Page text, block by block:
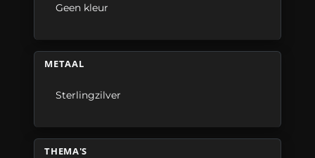
Geen kleur
METAAL
Sterlingzilver
THEMA'S